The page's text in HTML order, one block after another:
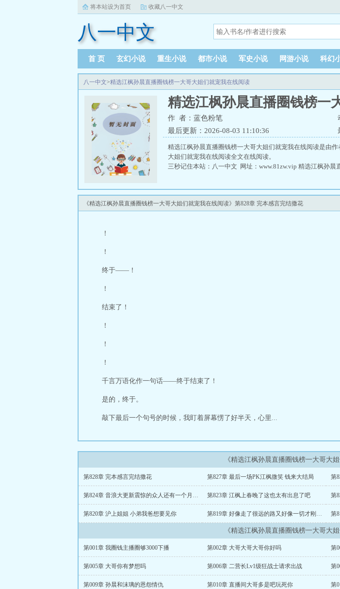
将本站设为首页 收藏八一中文
八一中文
首 页 玄幻小说 重生小说 都市小说 军史小说 网游小说 科幻
八一中文>精选江枫孙晨直播圈钱榜一大哥大姐们就宠我在线阅读
精选江枫孙晨直播圈钱榜一
作 者：蓝色粉笔
最后更新：2026-08-03 11:10:36
精选江枫孙晨直播圈钱榜一大哥大姐们就宠我在线阅读是由
大姐们就宠我在线阅读全文在线阅读。
三秒记住本站：八一中文 网址：www.81zw.vip 精选江枫孙
《精选江枫孙晨直播圈钱榜一大哥大姐们就宠我在线阅读》第828章 完本感言完结撒花
！
！
终于——！
！
结束了！
！
！
！
千言万语化作一句话——终于结束了！
是的，终于。
敲下最后一个句号的时候，我盯着屏幕愣了好半天，心里...
《精选江枫孙晨直播圈钱榜一大哥大
第828章 完本感言完结撒花 第827章 最后一场PK江枫微笑 钱来大结局 第
第824章 音浪大更新震惊的众人还有一个月才复播 第823章 江枫上春晚了这也太有出息了吧
第820章 沪上姐姐 小弟我爸想要见你 第819章 好像走了很远的路又好像一切才刚刚开始 第
《精选江枫孙晨直播圈钱榜一大哥大
第001章 我圈钱主播圈够3000下播 第002章 大哥大哥大哥你好吗 第
第005章 大哥你有梦想吗 第006章 二营长Lv1级狂战士请求出战 第
第009章 孙晨和沫璃的恩怨情仇 第010章 直播间大哥多是吧玩死你 第